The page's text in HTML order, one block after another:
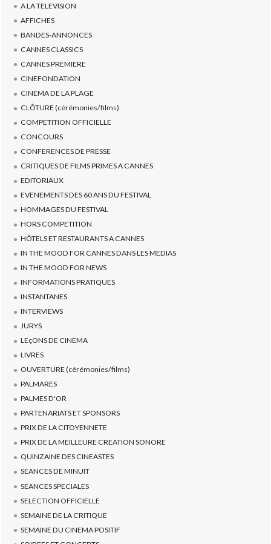
A LA TELEVISION
AFFICHES
BANDES-ANNONCES
CANNES CLASSICS
CANNES PREMIERE
CINEFONDATION
CINEMA DE LA PLAGE
CLÔTURE (cérémonies/films)
COMPETITION OFFICIELLE
CONCOURS
CONFERENCES DE PRESSE
CRITIQUES DE FILMS PRIMES A CANNES
EDITORIAUX
EVENEMENTS DES 60 ANS DU FESTIVAL
HOMMAGES DU FESTIVAL
HORS COMPETITION
HÔTELS ET RESTAURANTS A CANNES
IN THE MOOD FOR CANNES DANS LES MEDIAS
IN THE MOOD FOR NEWS
INFORMATIONS PRATIQUES
INSTANTANES
INTERVIEWS
JURYS
LEçONS DE CINEMA
LIVRES
OUVERTURE (cérémonies/films)
PALMARES
PALMES D'OR
PARTENARIATS ET SPONSORS
PRIX DE LA CITOYENNETE
PRIX DE LA MEILLEURE CREATION SONORE
QUINZAINE DES CINEASTES
SEANCES DE MINUIT
SEANCES SPECIALES
SELECTION OFFICIELLE
SEMAINE DE LA CRITIQUE
SEMAINE DU CINEMA POSITIF